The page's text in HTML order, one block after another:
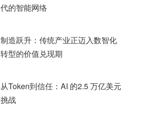
代的智能网络
制造跃升：传统产业正迈入数智化
转型的价值兑现期
从Token到信任：AI 的2.5 万亿美元
挑战